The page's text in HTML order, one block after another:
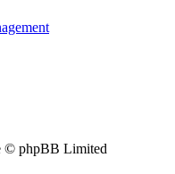
© phpBB Limited